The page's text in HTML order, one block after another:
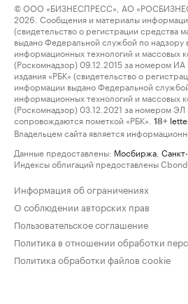
© ООО «БИЗНЕСПРЕСС», АО
2026. Сообщения и материалы
(свидетельство о регистрации средства
выдано Федеральной службой по надзору
информационных технологий и массовых
(Роскомнадзор) 09.12.2015 за номером
издания «РБК» (свидетельство о
информации выдано Федеральной
информационных технологий и массовых
(Роскомнадзор) 03.12.2021 за номером
сопровождаются пометкой «РБК».
18+
Владельцем сайта является
Данные предоставлены: Мосбиржа
Индексы облигаций предоставлены
Информация об ограничениях
О соблюдении авторских прав
Пользовательское соглашение
Политика в отношении обработки
Политика обработки файлов cookie